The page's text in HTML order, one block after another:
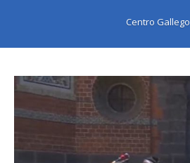
Centro Gallego